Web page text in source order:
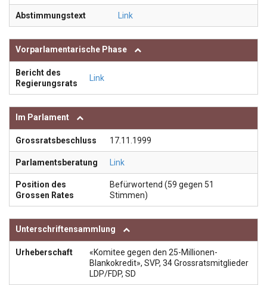
Abstimmungstext Link
Vorparlamentarische Phase
Bericht des
Regierungsrats
Link
Im Parlament
Grossratsbeschluss 17.11.1999
Parlamentsberatung Link
Position des
Grossen Rates
Befürwortend (59 gegen 51
Stimmen)
Unterschriftensammlung
Urheberschaft
«Komitee gegen den 25-Millionen-
Blankokredit», SVP, 34 Grossratsmitglieder
LDP/FDP, SD